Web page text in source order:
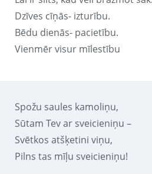
Dzīves cīņās- izturību.
Bēdu dienās- pacietību.
Vienmēr visur mīlestību
Spožu saules kamoliņu,
Sūtam Tev ar sveicieniņu –
Svētkos atšķetini viņu,
Pilns tas mīļu sveicieniņu!